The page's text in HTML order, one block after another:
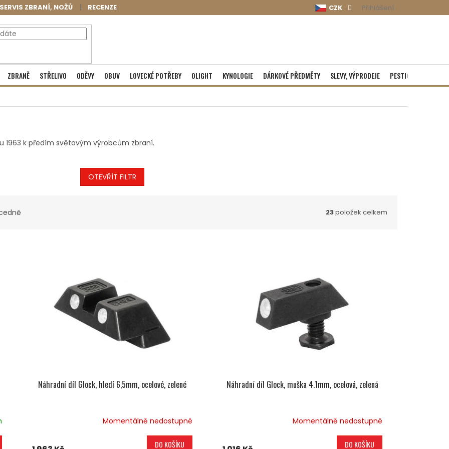
ZBRANÍ, NOŽŮ RECENZE CZK Přihlášení
NÁKUPNÍ
KOŠÍK
Prázdný košík
ZBRANĚ STŘELIVO ODĚVY OBUV LOVECKÉ POTŘEBY OLIGHT KYNOLOGIE DÁRKOVÉ PŘEDMĚTY SLEVY, VÝPRODEJE PESTICIDY
1963 k předím světovým výrobcům zbraní.
OTEVŘÍT FILTR
23položek celkem
Náhradní díl Glock, hledí 6,5mm, ocelové, zelené
Momentálně nedostupné
DO KOŠÍKU
Náhradní díl Glock, muška 4.1mm, ocelová, zelená
Momentálně nedostupné
DO KOŠÍKU